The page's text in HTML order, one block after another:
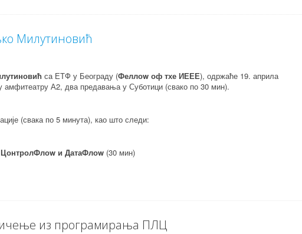
Милутиновић
са ЕТФ у Београду (Феллоw оф тхе ИЕЕЕ), одржаће 19. априла
амфитеатру А2, два предавања у Суботици (свако по 30 мин).
(свака по 5 минута), као што следи:
ЦонтролФлоw и ДатаФлоw (30 мин)
из програмирања ПЛЦ